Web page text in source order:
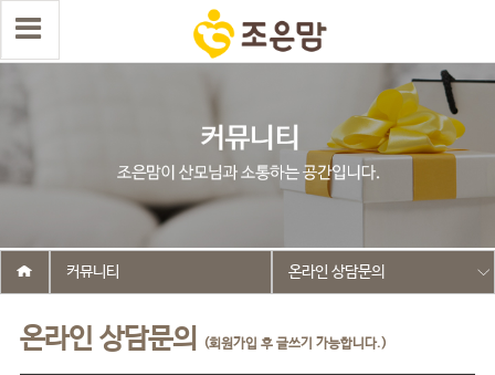
온라인 상담문의 (회원가입 후 글쓰기 가능합니다.)
커뮤니티 온라인 상담문의